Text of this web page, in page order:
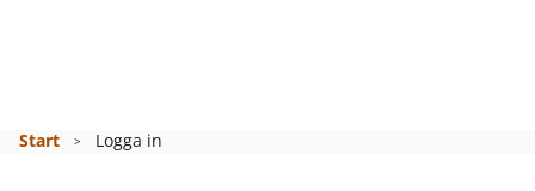
Start Logga in